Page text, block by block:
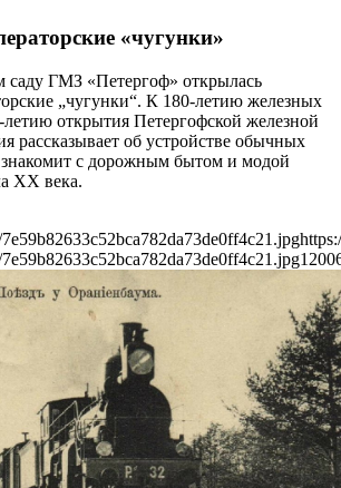
«чугунки»
саду ГМЗ «Петергоф» открылась
„чугунки“. К 180-летию железных
открытия Петергофской железной
рассказывает об устройстве обычных
знакомит с дорожным бытом и модой
XX века.
1200